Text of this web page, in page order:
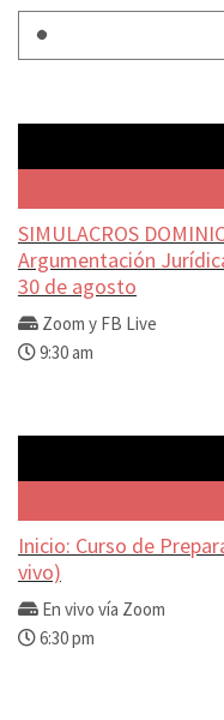
SIMULACROS
Argumentación
30 de agosto
Zoom y FB Live
9:30 am
Inicio: Curso de
vivo)
En vivo vía Zoom
6:30 pm